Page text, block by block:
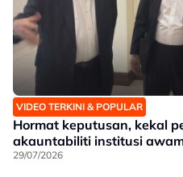
VIDEO TERKINI & POPULAR
Hormat keputusan, kekal
akauntabiliti institusi
29/07/2026